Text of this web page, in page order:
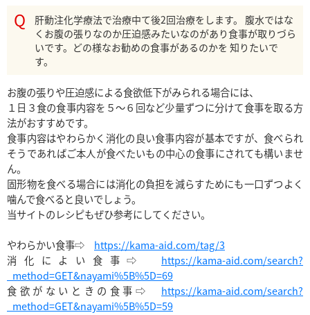
肝動注化学療法で治療中て後2回治療をします。 腹水ではな
くお腹の張りなのか圧迫感みたいなのがあり食事が取りづら
いです。どの様なお勧めの食事があるのかを 知りたいで
す。
お腹の張りや圧迫感による食欲低下がみられる場合には、
１日３食の食事内容を５〜６回など少量ずつに分けて食事を取る方
法がおすすめです。
食事内容はやわらかく消化の良い食事内容が基本ですが、食べられ
そうであればご本人が食べたいもの中心の食事にされても構いませ
ん。
固形物を食べる場合には消化の負担を減らすためにも一口ずつよく
噛んで食べると良いでしょう。
当サイトのレシピもぜひ参考にしてください。
やわらかい食事⇨ https://kama-aid.com/tag/3
消化によい食事⇨ https://kama-aid.com/search?
_method=GET&nayami%5B%5D=69
食欲がないときの食事⇨ https://kama-aid.com/search?
_method=GET&nayami%5B%5D=59